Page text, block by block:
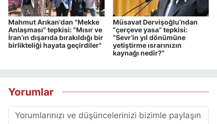
Mahmut Arıkan'dan "Mekke
Anlaşması" tepkisi: "Mısır ve
İran’ın dışarıda bırakıldığı bir
birlikteliği hayata geçirdiler"
Müsavat Dervişoğlu’ndan
“çerçeve yasa” tepkisi:
“Sevr’in yıl dönümüne
yetiştirme ısrarınızın
kaynağı nedir?”
Yorumlar